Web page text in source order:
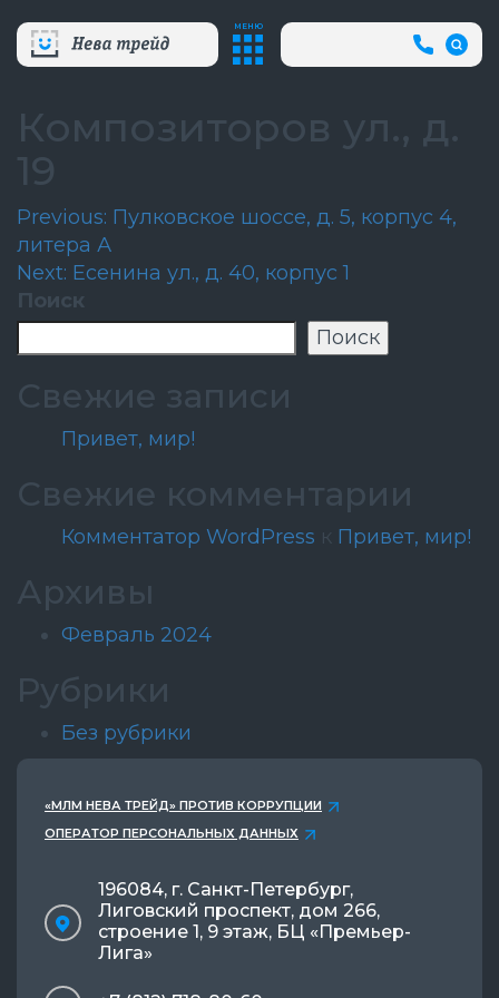
МЕНЮ
+7
(812)
66
Композиторов ул., д.
19
Навигация
по
записям
Previous: Пулковское шоссе, д. 5, корпус 4,
литера А
Next: Есенина ул., д. 40, корпус 1
Поиск
Поиск
Свежие записи
Привет, мир!
Свежие комментарии
Комментатор WordPress к Привет, мир!
Архивы
Февраль 2024
Рубрики
Без рубрики
«МЛМ НЕВА ТРЕЙД» ПРОТИВ КОРРУПЦИИ
ОПЕРАТОР ПЕРСОНАЛЬНЫХ ДАННЫХ
196084, г. Санкт-Петербург,
Лиговский проспект, дом 266,
строение 1, 9 этаж, БЦ «Премьер-
Лига»